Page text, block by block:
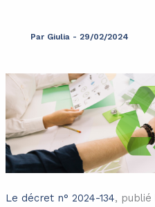
Par Giulia - 29/02/2024
Le décret n° 2024-134, publié